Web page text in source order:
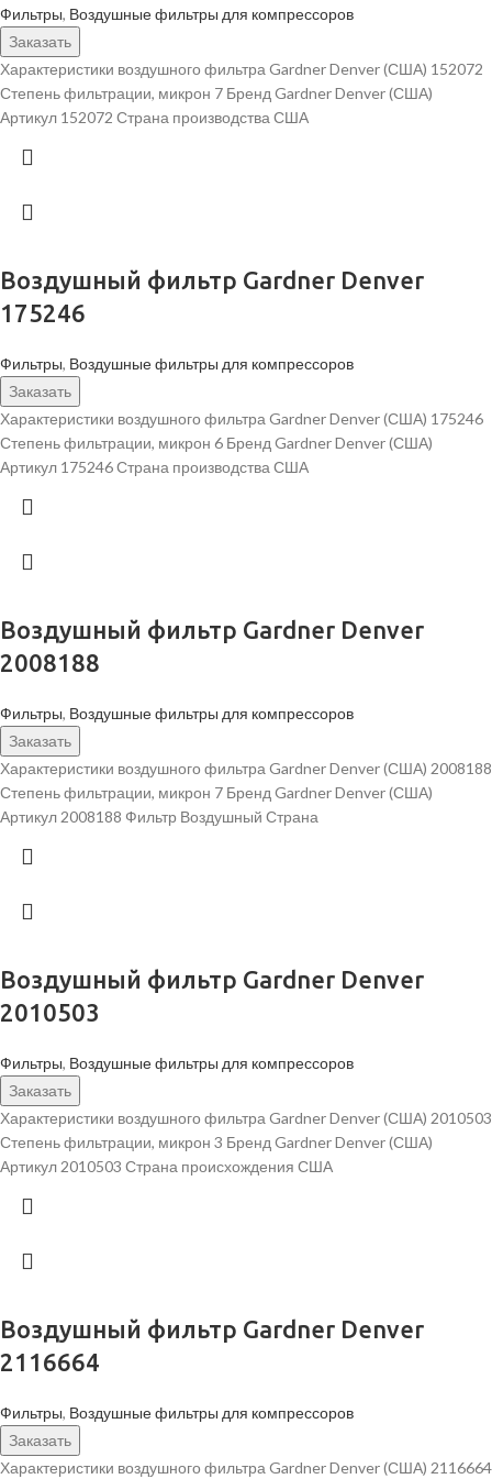
Фильтры, Воздушные фильтры для компрессоров
Заказать
Характеристики воздушного фильтра Gardner Denver (США) 152072
Степень фильтрации, микрон 7 Бренд Gardner Denver (США)
Артикул 152072 Страна производства США
Воздушный фильтр Gardner Denver
175246
Фильтры, Воздушные фильтры для компрессоров
Заказать
Характеристики воздушного фильтра Gardner Denver (США) 175246
Степень фильтрации, микрон 6 Бренд Gardner Denver (США)
Артикул 175246 Страна производства США
Воздушный фильтр Gardner Denver
2008188
Фильтры, Воздушные фильтры для компрессоров
Заказать
Характеристики воздушного фильтра Gardner Denver (США) 2008188
Степень фильтрации, микрон 7 Бренд Gardner Denver (США)
Артикул 2008188 Фильтр Воздушный Страна
Воздушный фильтр Gardner Denver
2010503
Фильтры, Воздушные фильтры для компрессоров
Заказать
Характеристики воздушного фильтра Gardner Denver (США) 2010503
Степень фильтрации, микрон 3 Бренд Gardner Denver (США)
Артикул 2010503 Страна происхождения США
Воздушный фильтр Gardner Denver
2116664
Фильтры, Воздушные фильтры для компрессоров
Заказать
Характеристики воздушного фильтра Gardner Denver (США) 2116664